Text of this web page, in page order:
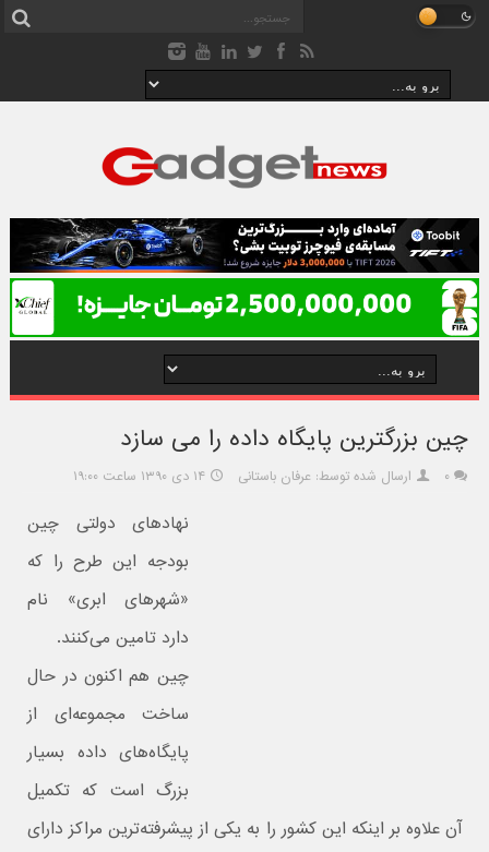
چین بزرگترین پایگاه داده را می سازد
۰ ارسال شده توسط: عرفان باستانی ۱۴ دی ۱۳۹۰ ساعت ۱۹:۰۰
نهادهای دولتی چین
بودجه این طرح را که
«شهرهای ابری» نام
دارد تامین می‌کنند.
چین هم اکنون در حال
ساخت مجموعه‌ای از
پایگاه‌های داده بسیار
بزرگ است که تکمیل
آن علاوه بر اینکه این کشور را به یکی از پیشرفته‌ترین مراکز دارای